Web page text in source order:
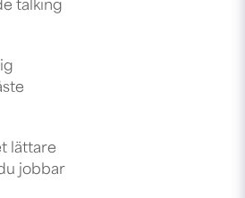
talking
lättare
jobbar